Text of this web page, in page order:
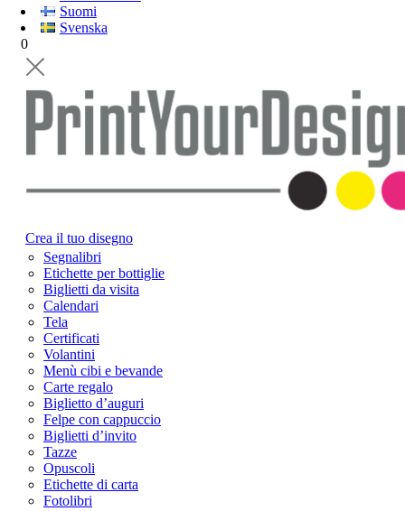
Suomi
Svenska
0
Crea il tuo disegno
Segnalibri
Etichette per bottiglie
Biglietti da visita
Calendari
Tela
Certificati
Volantini
Menù cibi e bevande
Carte regalo
Biglietto d’auguri
Felpe con cappuccio
Biglietti d’invito
Tazze
Opuscoli
Etichette di carta
Fotolibri